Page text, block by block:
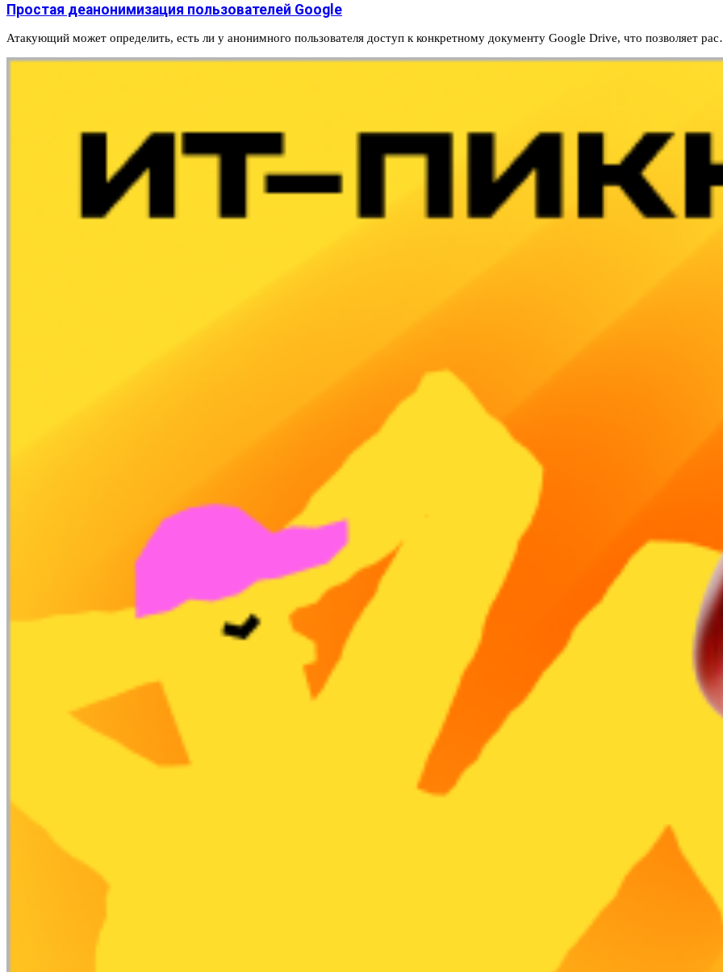
Простая деанонимизация пользователей Google
Атакующий может определить, есть ли у анонимного пользователя доступ к конкретному документу Google Drive, что позволяет